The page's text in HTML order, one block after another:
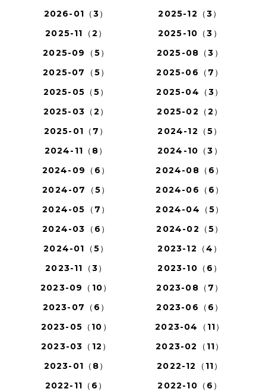
2026-01（3）
2025-12（3）
2025-11（2）
2025-10（3）
2025-09（5）
2025-08（3）
2025-07（5）
2025-06（7）
2025-05（5）
2025-04（3）
2025-03（2）
2025-02（2）
2025-01（7）
2024-12（5）
2024-11（8）
2024-10（3）
2024-09（6）
2024-08（6）
2024-07（5）
2024-06（6）
2024-05（7）
2024-04（5）
2024-03（6）
2024-02（5）
2024-01（5）
2023-12（4）
2023-11（3）
2023-10（6）
2023-09（10）
2023-08（7）
2023-07（6）
2023-06（6）
2023-05（10）
2023-04（11）
2023-03（12）
2023-02（11）
2023-01（8）
2022-12（11）
2022-11（6）
2022-10（6）